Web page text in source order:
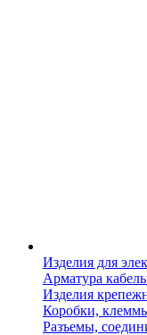
Изделия для
Арматура
Изделия
Коробки,
Разъемы,